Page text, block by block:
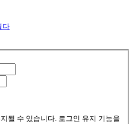
다
될 수 있습니다. 로그인 유지 기능을